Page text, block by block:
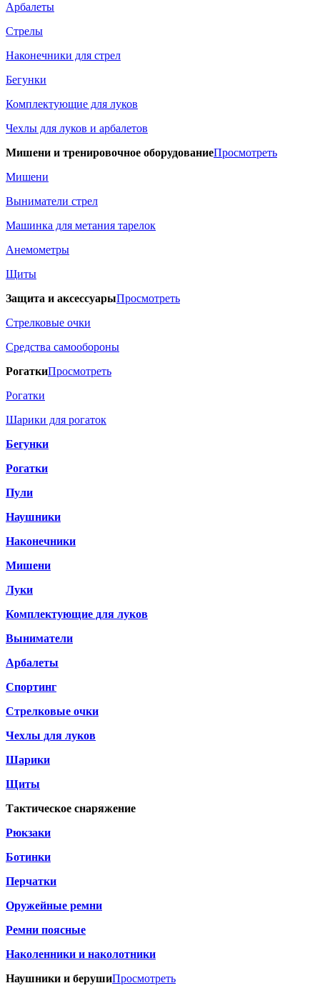
Арбалеты
Стрелы
Наконечники для стрел
Бегунки
Комплектующие для луков
Чехлы для луков и арбалетов
Мишени и тренировочное оборудованиеПросмотреть
Мишени
Выниматели стрел
Машинка для метания тарелок
Анемометры
Щиты
Защита и аксессуарыПросмотреть
Стрелковые очки
Средства самообороны
РогаткиПросмотреть
Рогатки
Шарики для рогаток
Бегунки
Рогатки
Пули
Наушники
Наконечники
Мишени
Луки
Комплектующие для луков
Выниматели
Арбалеты
Спортинг
Стрелковые очки
Чехлы для луков
Шарики
Щиты
Тактическое снаряжение
Рюкзаки
Ботинки
Перчатки
Оружейные ремни
Ремни поясные
Наколенники и наколотники
Наушники и берушиПросмотреть